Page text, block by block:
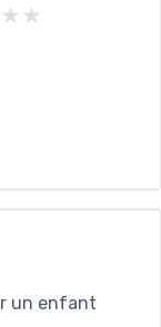
un enfant